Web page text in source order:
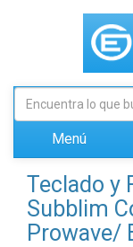
Menú
Teclado y
Subblim
Prowave/